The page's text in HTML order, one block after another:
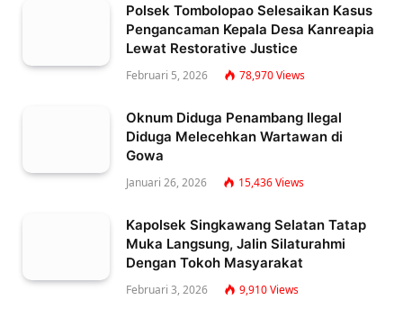
Polsek Tombolopao Selesaikan Kasus
Pengancaman Kepala Desa Kanreapia
Lewat Restorative Justice
Februari 5, 2026 78,970Views
Oknum Diduga Penambang Ilegal
Diduga Melecehkan Wartawan di
Gowa
Januari 26, 2026 15,436Views
Kapolsek Singkawang Selatan Tatap
Muka Langsung, Jalin Silaturahmi
Dengan Tokoh Masyarakat
Februari 3, 2026 9,910Views